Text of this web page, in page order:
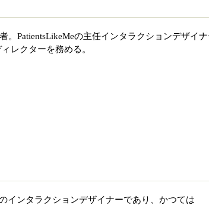
。PatientsLikeMeの主任インタラクションデザイ
レクターを務める。
インタラクションデザイナーであり、かつては